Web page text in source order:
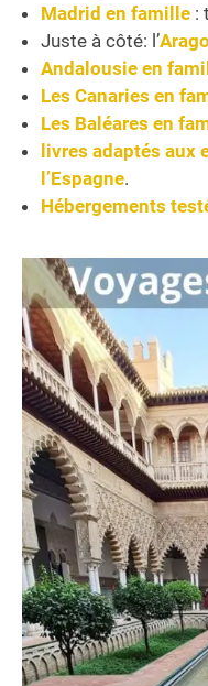
Madrid en famille :
Juste à côté: l’
Andalousie en
Les Canaries en
Les Baléares en
livres adaptés aux
l’Espagne.
Hébergements